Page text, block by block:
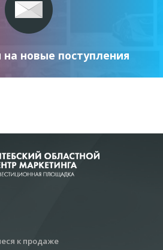
на новые поступления
к продаже